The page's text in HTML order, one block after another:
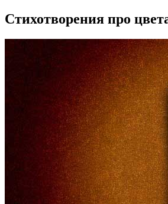
Стихотворения про